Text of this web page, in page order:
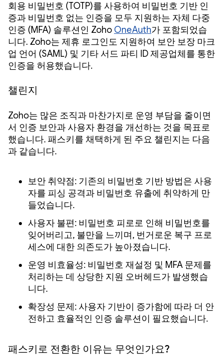
회용 비밀번호 (TOTP)를 사용하여 비밀번호 기반 인
증과 비밀번호 없는 인증을 모두 지원하는 자체 다중
인증 (MFA) 솔루션인 Zoho OneAuth가 포함되었습
니다. Zoho는 제휴 로그인도 지원하여 보안 보장 마크
업 언어 (SAML) 및 기타 서드 파티 ID 제공업체를 통한
인증을 허용했습니다.
챌린지
Zoho는 많은 조직과 마찬가지로 운영 부담을 줄이면
서 인증 보안과 사용자 환경을 개선하는 것을 목표로
했습니다. 패스키를 채택하게 된 주요 챌린지는 다음
과 같습니다.
보안 취약점: 기존의 비밀번호 기반 방법은 사용
자를 피싱 공격과 비밀번호 유출에 취약하게 만
들었습니다.
사용자 불편: 비밀번호 피로로 인해 비밀번호를
잊어버리고, 불만을 느끼며, 번거로운 복구 프로
세스에 대한 의존도가 높아졌습니다.
운영 비효율성: 비밀번호 재설정 및 MFA 문제를
처리하는 데 상당한 지원 오버헤드가 발생했습
니다.
확장성 문제: 사용자 기반이 증가함에 따라 더 안
전하고 효율적인 인증 솔루션이 필요했습니다.
패스키로 전환한 이유는 무엇인가요?